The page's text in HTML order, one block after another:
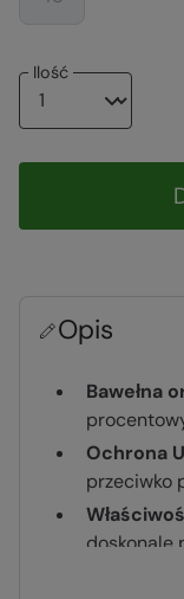
Ilość
Opis
Bawełna
Ochrona
przeciwko
doskonale